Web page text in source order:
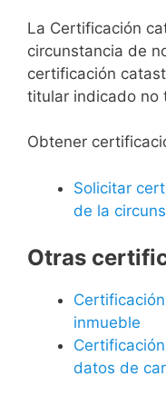
La Certificación
circunstancia de
certificación
titular indicado no
Obtener
Solicitar
de la
Otras
inmueble
datos de